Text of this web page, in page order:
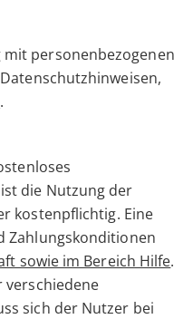
personenbezogenen
.
die Nutzung der
kostenpflichtig. Eine
Zahlungskonditionen
sowie im Bereich Hilfe.
verschiedene
sich der Nutzer bei